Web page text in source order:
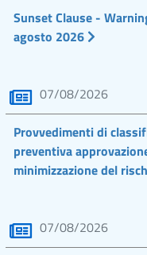
Sunset Clause -
agosto 2026
07/08/2026
Provvedimenti di
preventiva
minimizzazione del
07/08/2026